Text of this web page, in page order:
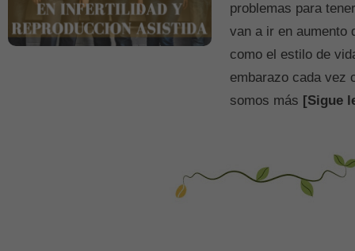
problemas para
van a ir en aumento
como el estilo de
embarazo cada vez
somos más [Sigue